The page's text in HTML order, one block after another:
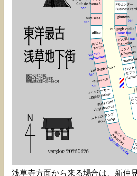
浅草寺方面から来る場合は、新仲